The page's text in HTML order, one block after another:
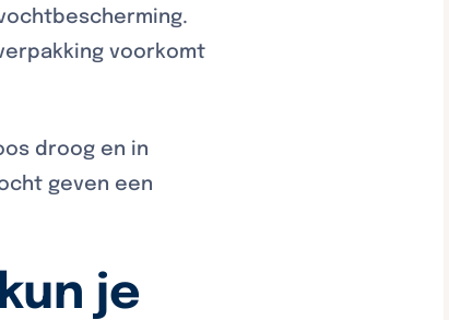
voorkomt
droog en in
geven een
je